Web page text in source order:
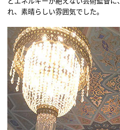
れ、素晴らしい雰囲気でした。